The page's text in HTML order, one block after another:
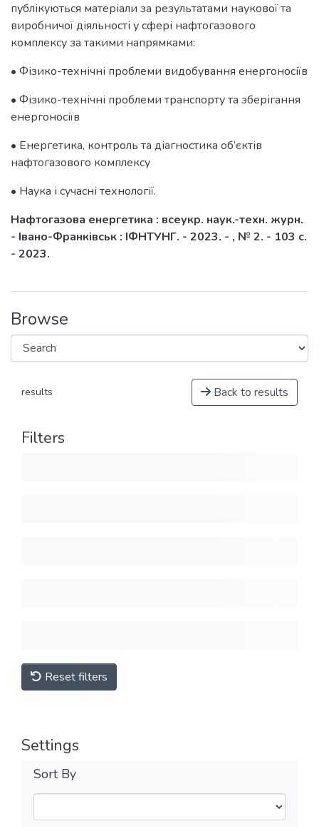
публікуються матеріали за результатами наукової та
виробничої діяльності у сфері нафтогазового
комплексу за такими напрямками:
• Фізико-технічні проблеми видобування енергоносіїв
• Фізико-технічні проблеми транспорту та зберігання
енергоносіїв
• Енергетика, контроль та діагностика об’єктів
нафтогазового комплексу
• Наука і сучасні технології.
Нафтогазова енергетика : всеукр. наук.-техн. журн.
- Івано-Франківськ : ІФНТУНГ. - 2023. - , № 2. - 103 с.
- 2023.
Browse
results Back to results
Filters
Reset filters
Settings
Sort By